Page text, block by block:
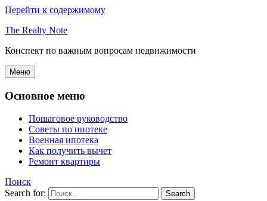
Перейти к содержимому
The Realty Note
Конспект по важным вопросам недвижимости
Меню
Основное меню
Пошаговое руководство
Советы по ипотеке
Военная ипотека
Как получить вычет
Ремонт квартиры
Поиск
Search for: